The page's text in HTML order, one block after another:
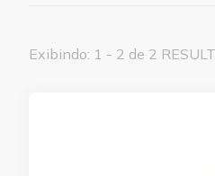
Exibindo: 1 - 2 de 2